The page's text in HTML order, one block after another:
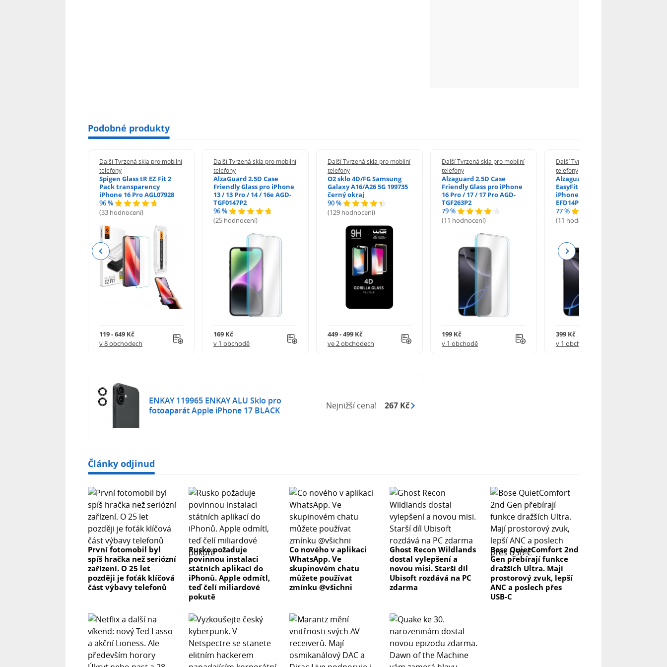
Podobné produkty
Další Tvrzená skla pro mobilní
telefony
Spigen Glass tR EZ Fit 2
Pack transparency
iPhone 16 Pro AGL07928
96 %
(33 hodnocení)
119 - 649 Kč
v 8 obchodech
Další Tvrzená skla pro mobilní
telefony
AlzaGuard 2.5D Case
Friendly Glass pro iPhone
13 / 13 Pro / 14 / 16e AGD-
TGF0147P2
96 %
(25 hodnocení)
169 Kč
v 1 obchodě
Další Tvrzená skla pro mobilní
telefony
O2 sklo 4D/FG Samsung
Galaxy A16/A26 5G 199735
černý okraj
90 %
(129 hodnocení)
449 - 499 Kč
ve 2 obchodech
Další Tvrzená skla pro mobilní
telefony
Alzaguard 2.5D Case
Friendly Glass pro iPhone
16 Pro / 17 / 17 Pro AGD-
TGF263P2
79 %
(11 hodnocení)
199 Kč
v 1 obchodě
Další Tvrzená skla pro mobilní
telefony
Alzaguard 2.5D Glass
EasyFit DustFree pro
iPhone 16 Pro / 17 AGD-
EFD14P3
77 %
(11 hodnocení)
399 Kč
v 1 obchodě
Previous Next
ENKAY 119965 ENKAY ALU Sklo pro
fotoaparát Apple iPhone 17 BLACK
Nejnižší cena! 267 Kč
Články odjinud
První fotomobil byl
spíš hračka než seriózní
zařízení. O 25 let
později je foťák klíčová
část výbavy telefonů
Rusko požaduje
povinnou instalaci
státních aplikací do
iPhonů. Apple odmítl,
teď čelí miliardové
pokutě
Co nového v aplikaci
WhatsApp. Ve
skupinovém chatu
můžete používat
zmínku @všichni
Ghost Recon Wildlands
dostal vylepšení a
novou misi. Starší díl
Ubisoft rozdává na PC
zdarma
Bose QuietComfort 2nd
Gen přebírají funkce
dražších Ultra. Mají
prostorový zvuk, lepší
ANC a poslech přes
USB-C